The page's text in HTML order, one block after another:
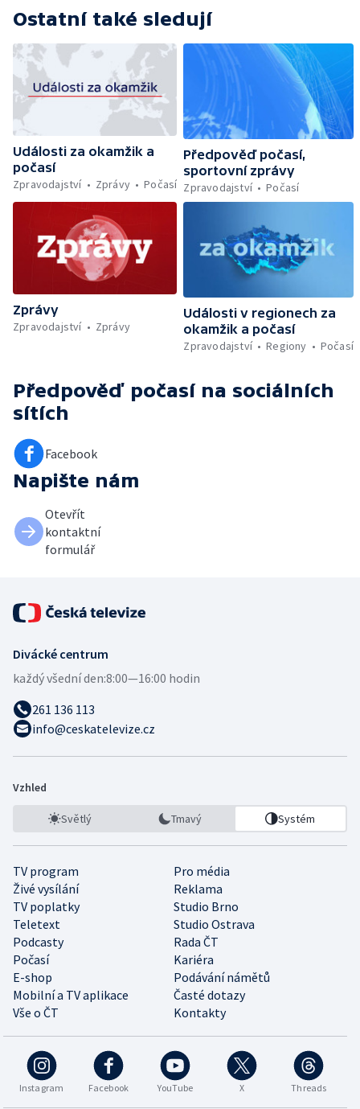
Ostatní také sledují
Události za okamžik a
počasí
Zpravodajství
Zprávy Počasí
Předpověď počasí,
sportovní zprávy
Zpravodajství
Počasí
Zprávy
Zpravodajství
Zprávy
Události v regionech za
okamžik a počasí
Zpravodajství
Regiony Počasí
Předpověď počasí na sociálních
sítích
Facebook
Napište nám
Otevřít
kontaktní
formulář
Divácké centrum
každý všední den:8:00—16:00 hodin
261 136 113
info@ceskatelevize.cz
Vzhled
Světlý Tmavý Systém
TV program
Pro média
Živé vysílání
Reklama
TV poplatky
Studio Brno
Teletext
Studio Ostrava
Podcasty
Rada ČT
Počasí
Kariéra
E-shop
Podávání námětů
Mobilní a TV aplikace
Časté dotazy
Vše o ČT
Kontakty
Instagram Facebook YouTube X Threads